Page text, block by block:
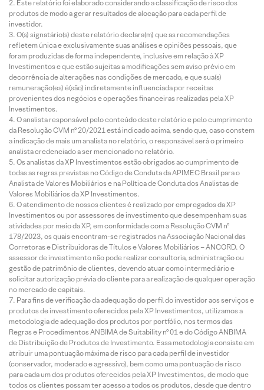
Este relatório foi elaborado considerando a classificação de risco dos
produtos de modo a gerar resultados de alocação para cada perfil de
investidor.
O(s) signatário(s) deste relatório declara(m) que as recomendações
refletem única e exclusivamente suas análises e opiniões pessoais, que
foram produzidas de forma independente, inclusive em relação à XP
Investimentos e que estão sujeitas a modificações sem aviso prévio em
decorrência de alterações nas condições de mercado, e que sua(s)
remuneração(es) é(são) indiretamente influenciada por receitas
provenientes dos negócios e operações financeiras realizadas pela XP
Investimentos.
O analista responsável pelo conteúdo deste relatório e pelo cumprimento
da Resolução CVM nº 20/2021 está indicado acima, sendo que, caso constem
a indicação de mais um analista no relatório, o responsável será o primeiro
analista credenciado a ser mencionado no relatório.
Os analistas da XP Investimentos estão obrigados ao cumprimento de
todas as regras previstas no Código de Conduta da APIMEC Brasil para o
Analista de Valores Mobiliários e na Política de Conduta dos Analistas de
Valores Mobiliários da XP Investimentos.
O atendimento de nossos clientes é realizado por empregados da XP
Investimentos ou por assessores de investimento que desempenham suas
atividades por meio da XP, em conformidade com a Resolução CVM nº
178/2023, os quais encontram-se registrados na Associação Nacional das
Corretoras e Distribuidoras de Títulos e Valores Mobiliários – ANCORD. O
assessor de investimento não pode realizar consultoria, administração ou
gestão de patrimônio de clientes, devendo atuar como intermediário e
solicitar autorização prévia do cliente para a realização de qualquer operação
no mercado de capitais.
Para fins de verificação da adequação do perfil do investidor aos serviços e
produtos de investimento oferecidos pela XP Investimentos, utilizamos a
metodologia de adequação dos produtos por portfólio, nos termos das
Regras e Procedimentos ANBIMA de Suitability nº 01 e do Código ANBIMA
de Distribuição de Produtos de Investimento. Essa metodologia consiste em
atribuir uma pontuação máxima de risco para cada perfil de investidor
(conservador, moderado e agressivo), bem como uma pontuação de risco
para cada um dos produtos oferecidos pela XP Investimentos, de modo que
todos os clientes possam ter acesso a todos os produtos, desde que dentro